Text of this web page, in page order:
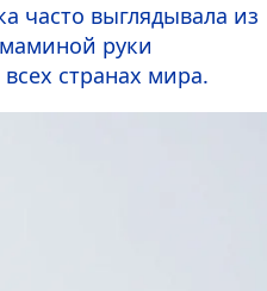
часто выглядывала из
руки
странах мира.